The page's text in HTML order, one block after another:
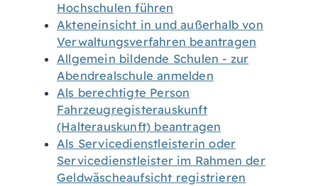
Hochschulen führen
Akteneinsicht in und außerhalb von
Verwaltungsverfahren beantragen
Allgemein bildende Schulen - zur
Abendrealschule anmelden
Als berechtigte Person
Fahrzeugregisterauskunft
(Halterauskunft) beantragen
Als Servicedienstleisterin oder
Servicedienstleister im Rahmen der
Geldwäscheaufsicht registrieren